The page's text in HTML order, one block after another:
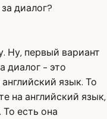
диалог?
Ну, первый вариант
диалог - это
язык. То
на английский язык,
есть она